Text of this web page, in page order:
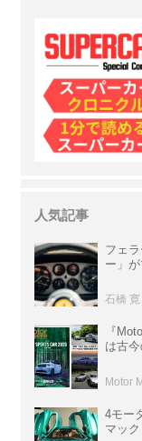
人気記事
フェ
ー」
サ」に
石橋 寛
『
は古
情報も
Motor
4モー
マッ